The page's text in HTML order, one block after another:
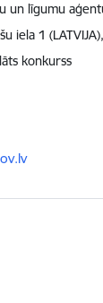
un līgumu
iela 1
konkurss